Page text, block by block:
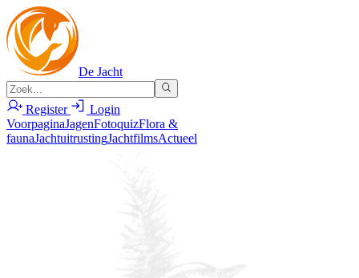
De Jacht
Register
Login
VoorpaginaJagenFotoquizFlora &
faunaJachtuitrustingJachtfilmsActueel